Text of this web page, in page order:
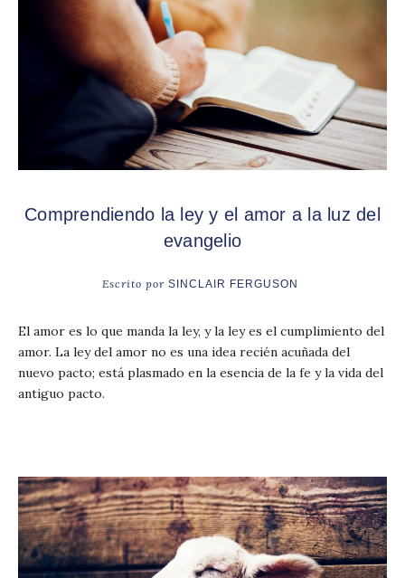
Comprendiendo la ley y el amor a la luz del
evangelio
Escrito por SINCLAIR FERGUSON
El amor es lo que manda la ley, y la ley es el cumplimiento del
amor. La ley del amor no es una idea recién acuñada del
nuevo pacto; está plasmado en la esencia de la fe y la vida del
antiguo pacto.